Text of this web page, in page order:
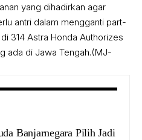
yang dihadirkan agar
antri dalam mengganti part-
314 Astra Honda Authorizes
ada di Jawa Tengah.(MJ-
Banjarnegara Pilih Jadi